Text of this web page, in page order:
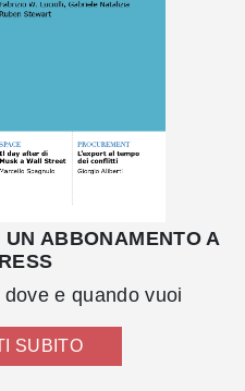
ABBONAMENTO A
e quando vuoi
SUBITO